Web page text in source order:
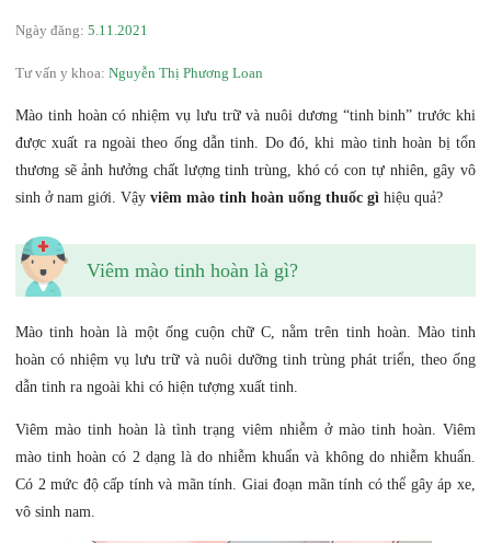
Ngày đăng: 5.11.2021
Tư vấn y khoa: Nguyễn Thị Phương Loan
Mào tinh hoàn có nhiệm vụ lưu trữ và nuôi dương “tinh binh” trước khi
được xuất ra ngoài theo ống dẫn tinh. Do đó, khi mào tinh hoàn bị tổn
thương sẽ ảnh hưởng chất lượng tinh trùng, khó có con tự nhiên, gây vô
sinh ở nam giới. Vậy viêm mào tinh hoàn uống thuốc gì hiệu quả?
Viêm mào tinh hoàn là gì?
Mào tinh hoàn là một ống cuộn chữ C, nằm trên tinh hoàn. Mào tinh
hoàn có nhiệm vụ lưu trữ và nuôi dưỡng tinh trùng phát triển, theo ống
dẫn tinh ra ngoài khi có hiện tượng xuất tinh.
Viêm mào tinh hoàn là tình trạng viêm nhiễm ở mào tinh hoàn. Viêm
mào tinh hoàn có 2 dạng là do nhiễm khuẩn và không do nhiễm khuẩn.
Có 2 mức độ cấp tính và mãn tính. Giai đoạn mãn tính có thể gây áp xe,
vô sinh nam.